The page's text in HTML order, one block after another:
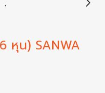
หุน) SANWA